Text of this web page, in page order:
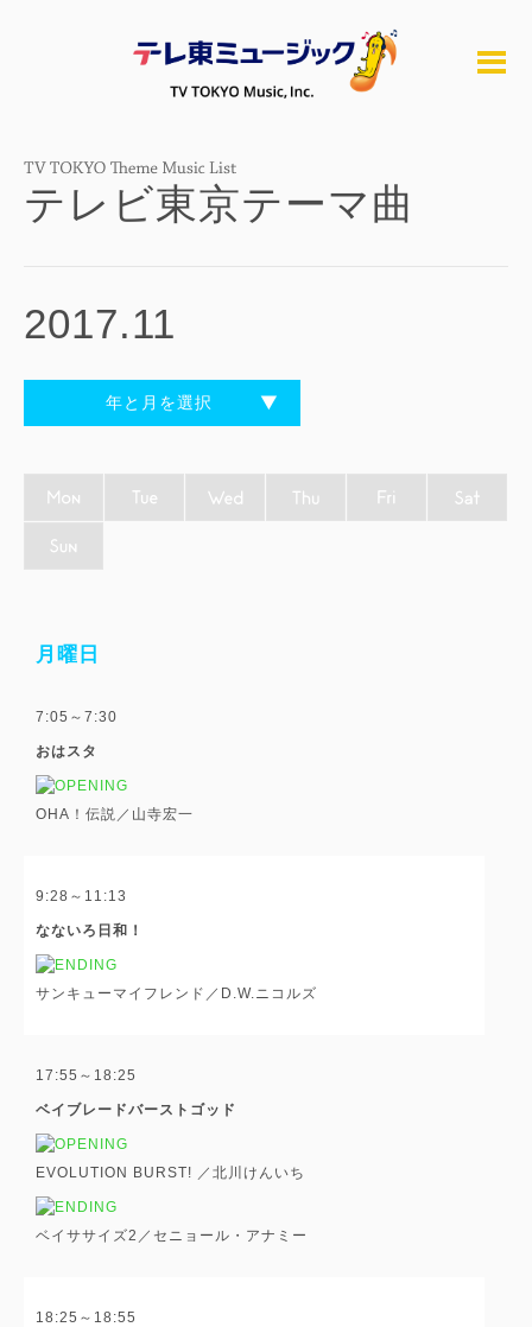
テレビ東京テーマ曲
2017.11
年と月を選択
月曜日
7:05～7:30
おはスタ
OHA！伝説／山寺宏一
9:28～11:13
なないろ日和！
サンキューマイフレンド／D.W.ニコルズ
17:55～18:25
ベイブレードバーストゴッド
EVOLUTION BURST! ／北川けんいち
ベイササイズ2／セニョール・アナミー
18:25～18:55